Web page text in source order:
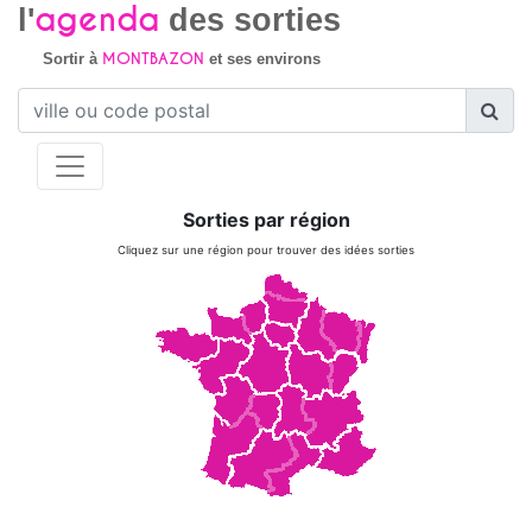
l'agenda des sorties
Sortir à MONTBAZON et ses environs
Sorties par région
Cliquez sur une région pour trouver des idées sorties